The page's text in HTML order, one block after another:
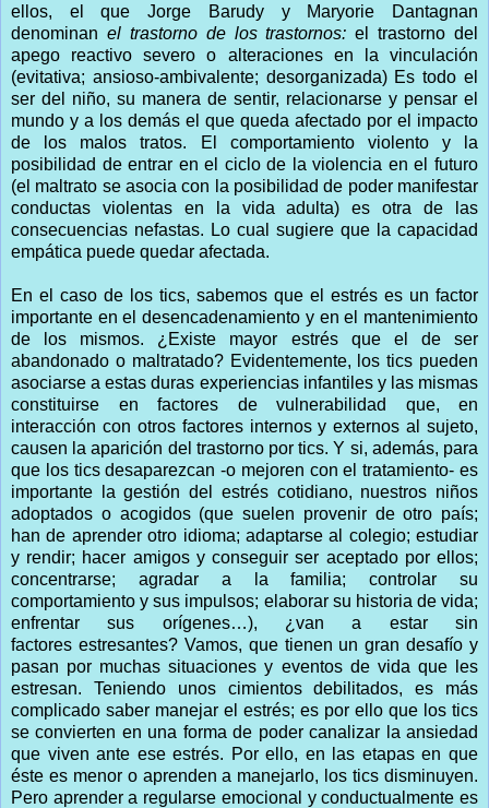
ellos, el que Jorge Barudy y Maryorie Dantagnan
denominan el trastorno de los trastornos: el trastorno del
apego reactivo severo o alteraciones en la vinculación
(evitativa; ansioso-ambivalente; desorganizada) Es todo el
ser del niño, su manera de sentir, relacionarse y pensar el
mundo y a los demás el que queda afectado por el impacto
de los malos tratos. El comportamiento violento y la
posibilidad de entrar en el ciclo de la violencia en el futuro
(el maltrato se asocia con la posibilidad de poder manifestar
conductas violentas en la vida adulta) es otra de las
consecuencias nefastas. Lo cual sugiere que la capacidad
empática puede quedar afectada.
En el caso de los tics, sabemos que el estrés es un factor
importante en el desencadenamiento y en el mantenimiento
de los mismos. ¿Existe mayor estrés que el de ser
abandonado o maltratado? Evidentemente, los tics pueden
asociarse a estas duras experiencias infantiles y las mismas
constituirse en factores de vulnerabilidad que, en
interacción con otros factores internos y externos al sujeto,
causen la aparición del trastorno por tics. Y si, además, para
que los tics desaparezcan -o mejoren con el tratamiento- es
importante la gestión del estrés cotidiano, nuestros niños
adoptados o acogidos (que suelen provenir de otro país;
han de aprender otro idioma; adaptarse al colegio; estudiar
y rendir; hacer amigos y conseguir ser aceptado por ellos;
concentrarse; agradar a la familia; controlar su
comportamiento y sus impulsos; elaborar su historia de vida;
enfrentar sus orígenes…), ¿van a estar sin
factores estresantes? Vamos, que tienen un gran desafío y
pasan por muchas situaciones y eventos de vida que les
estresan. Teniendo unos cimientos debilitados, es más
complicado saber manejar el estrés; es por ello que los tics
se convierten en una forma de poder canalizar la ansiedad
que viven ante ese estrés. Por ello, en las etapas en que
éste es menor o aprenden a manejarlo, los tics disminuyen.
Pero aprender a regularse emocional y conductualmente es